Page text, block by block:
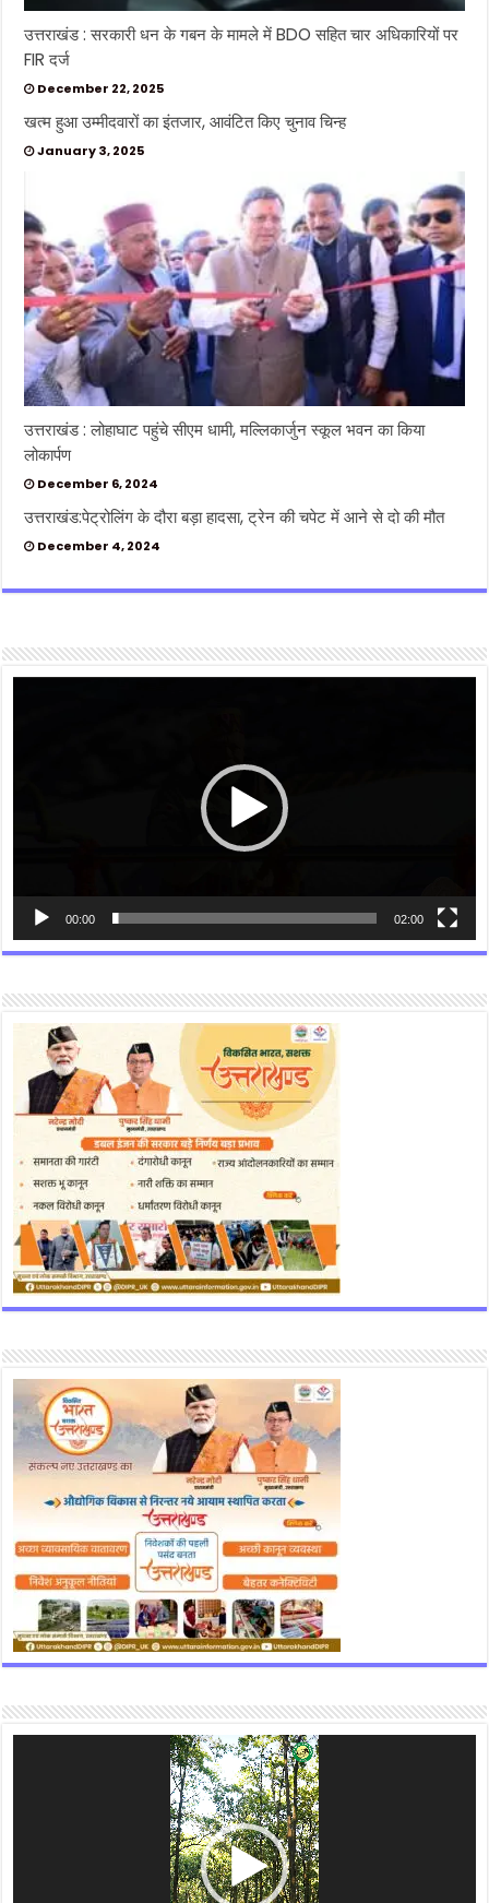
उत्तराखंड : सरकारी धन के गबन के मामले में BDO सहित चार अधिकारियों पर
FIR दर्ज
December 22, 2025
खत्म हुआ उम्मीदवारों का इंतजार, आवंटित किए चुनाव चिन्ह
January 3, 2025
उत्तराखंड : लोहाघाट पहुंचे सीएम धामी, मल्लिकार्जुन स्कूल भवन का किया
लोकार्पण
December 6, 2024
उत्तराखंड:पेट्रोलिंग के दौरा बड़ा हादसा, ट्रेन की चपेट में आने से दो की मौत
December 4, 2024
00:00 02:00